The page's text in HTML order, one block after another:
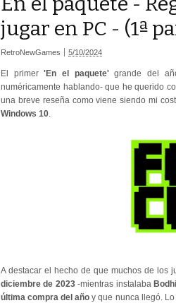
jugar en PC - (1ª
5/10/2024
RetroNewGames
El primer'En el paquete'grande del
numéricamente hablando- que he querido
una breve reseña como viene siendo mi
Windows 10
A destacar el hecho de que muchos de los
diciembre de 2023-mientras instalaba
última compra del año y que nunca llegó.